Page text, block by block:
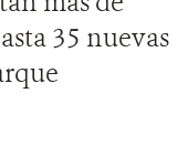
35 nuevas